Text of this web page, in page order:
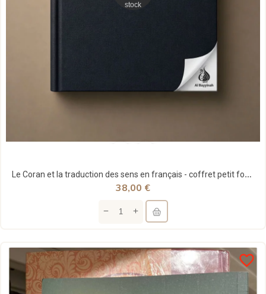
stock
Le Coran et la traduction des sens en français - coffret petit format - Tawbah
38,00 €
favorite_border